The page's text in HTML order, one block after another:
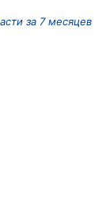
за 7 месяцев